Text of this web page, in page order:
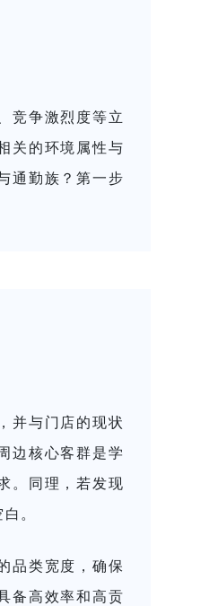
竞争激烈度等立
关的环境属性与
通勤族？ 第一步
并与门店的现状
边核心客群是学
。同理，若发现
。
品类宽度，确保
备高效率和高贡